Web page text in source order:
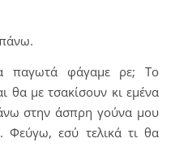
παγωτά φάγαμε ρε; Το
θα με τσακίσουν κι εμένα
στην άσπρη γούνα μου
Φεύγω, εσύ τελικά τι θα